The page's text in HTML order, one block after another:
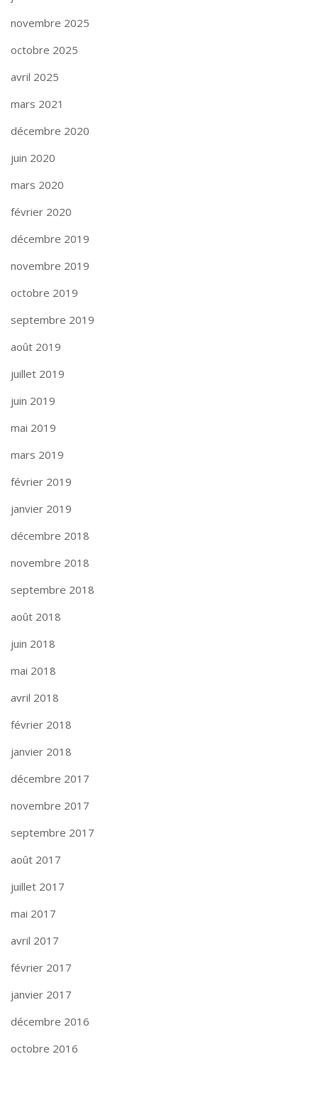
novembre 2025
octobre 2025
avril 2025
mars 2021
décembre 2020
juin 2020
mars 2020
février 2020
décembre 2019
novembre 2019
octobre 2019
septembre 2019
août 2019
juillet 2019
juin 2019
mai 2019
mars 2019
février 2019
janvier 2019
décembre 2018
novembre 2018
septembre 2018
août 2018
juin 2018
mai 2018
avril 2018
février 2018
janvier 2018
décembre 2017
novembre 2017
septembre 2017
août 2017
juillet 2017
mai 2017
avril 2017
février 2017
janvier 2017
décembre 2016
octobre 2016